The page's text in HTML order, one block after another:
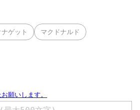
ゲット マクドナルド